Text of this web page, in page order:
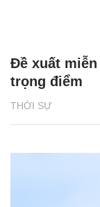
THỜI SỰ
Đề xuất
trọng điểm